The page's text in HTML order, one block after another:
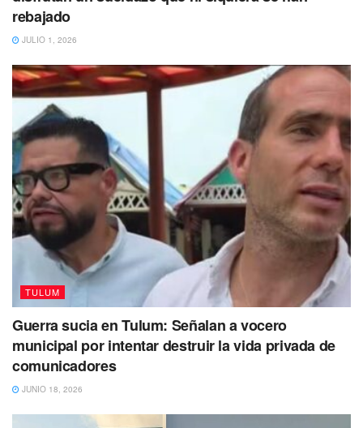
intervenciones artísticas y un mercado de mujeres como
parte de las actividades para conmemorar el día.
Te puede interesar Leer
rebajado
JULIO 1, 2026
TULUM
Guerra sucia en Tulum: Señalan a vocero
municipal por intentar destruir la vida privada de
comunicadores
JUNIO 18, 2026